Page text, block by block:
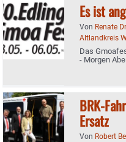
Es ist
Von Renate
Altlandkreis
Das
- Morgen
BRK-
Ersatz
Von Robert